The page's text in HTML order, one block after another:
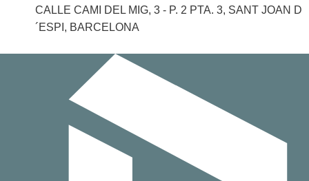
CALLE CAMI DEL MIG, 3 - P. 2 PTA. 3, SANT JOAN D
´ESPI, BARCELONA